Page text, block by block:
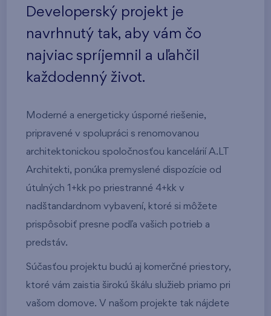
Developerský projekt je
navrhnutý tak, aby vám čo
najviac spríjemnil a uľahčil
každodenný život.
Moderné a energeticky úsporné riešenie,
pripravené v spolupráci s renomovanou
architektonickou spoločnosťou kancelárií A.LT
Architekti, ponúka premyslené dispozície od
útulných 1+kk po priestranné 4+kk v
nadštandardnom vybavení, ktoré si môžete
prispôsobiť presne podľa vašich potrieb a
predstáv.
Súčasťou projektu budú aj komerčné priestory,
ktoré vám zaistia širokú škálu služieb priamo pri
vašom domove. V našom projekte tak nájdete